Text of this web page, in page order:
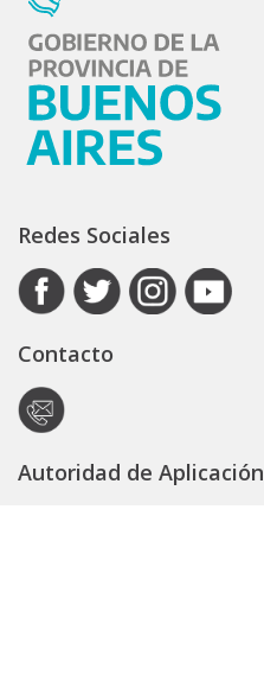
Redes Sociales
Contacto
Autoridad de Aplicación